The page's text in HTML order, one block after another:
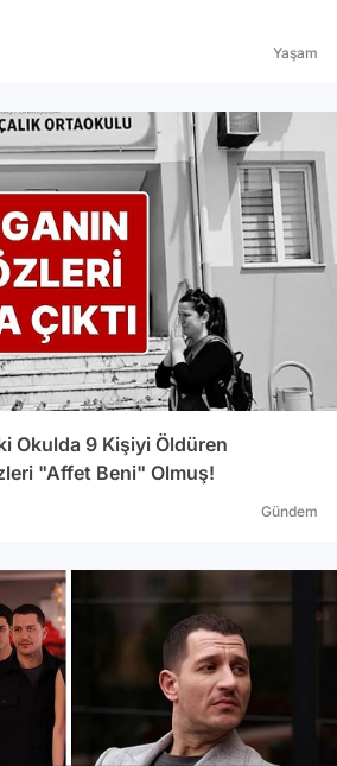
Yaşam
Okulda 9 Kişiyi Öldüren
"Affet Beni" Olmuş!
Gündem